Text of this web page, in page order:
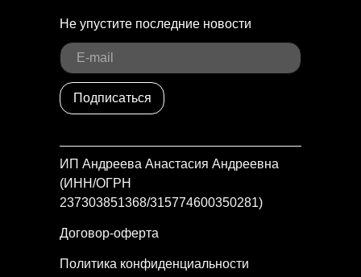
ИП Андреева Анастасия Андреевна
(ИНН/ОГРН
237303851368/315774600350281)
Договор-оферта
Не упустите последние новости
Подписаться
Политика конфиденциальности